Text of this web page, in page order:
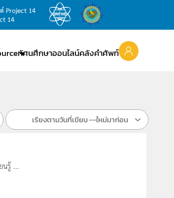
ต์ Project 14
14
ทัศนศึกษาออนไลน์คลังคำศัพท์
เรียงตามวันที่เขียน --ใหม่มาก่อน
นรู้ ...